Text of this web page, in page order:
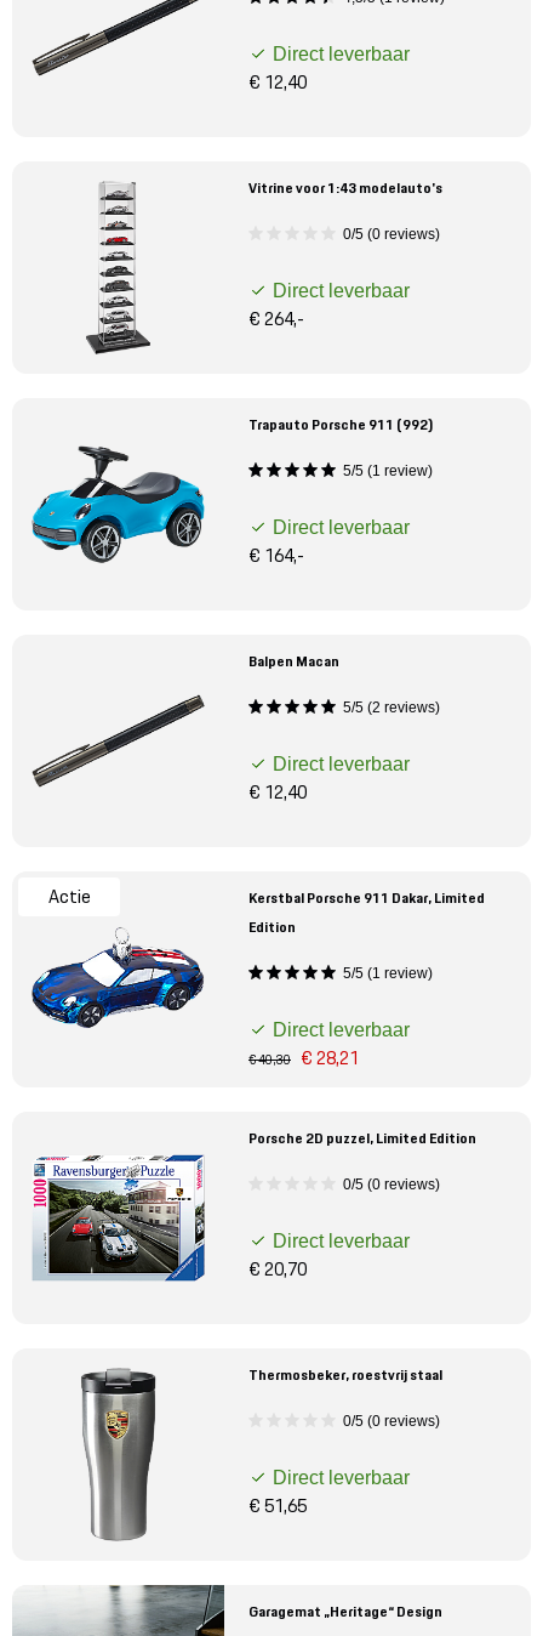
Direct leverbaar
€ 12,40
Vitrine voor 1:43 modelauto's
0/5 (0 reviews)
Direct leverbaar
€ 264,-
Trapauto Porsche 911 (992)
5/5 (1 review)
Direct leverbaar
€ 164,-
Balpen Macan
5/5 (2 reviews)
Direct leverbaar
€ 12,40
Actie
Kerstbal Porsche 911 Dakar, Limited
Edition
5/5 (1 review)
Direct leverbaar
€ 40,30 € 28,21
Porsche 2D puzzel, Limited Edition
0/5 (0 reviews)
Direct leverbaar
€ 20,70
Thermosbeker, roestvrij staal
0/5 (0 reviews)
Direct leverbaar
€ 51,65
Garagemat „Heritage“ Design